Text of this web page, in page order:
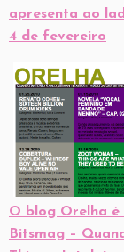
apresenta ao
4 de fevereiro
O blog Orelha é
Bitsmag –